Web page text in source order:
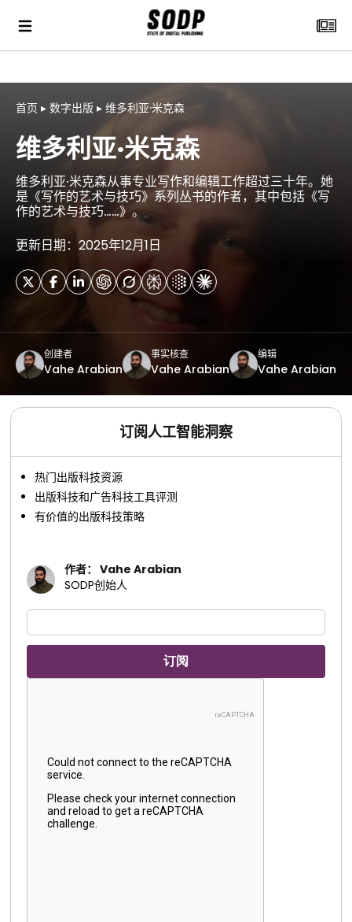
首页 ▸ 数字出版 ▸ 维多利亚·米克森
维多利亚·米克森
维多利亚·米克森从事专业写作和编辑工作超过三十年。她
是《写作的艺术与技巧》系列丛书的作者，其中包括《写
作的艺术与技巧……》。
更新日期：2025年12月1日
创建者
Vahe Arabian
事实核查
Vahe Arabian
编辑
Vahe Arabian
订阅人工智能洞察
热门出版科技资源
出版科技和广告科技工具评测
有价值的出版科技策略
作者： Vahe Arabian
SODP创始人